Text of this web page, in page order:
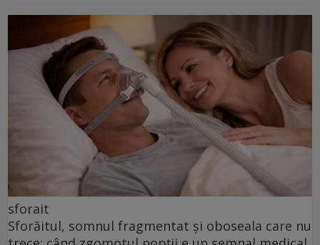
sforait
Sforăitul, somnul fragmentat și oboseala care nu